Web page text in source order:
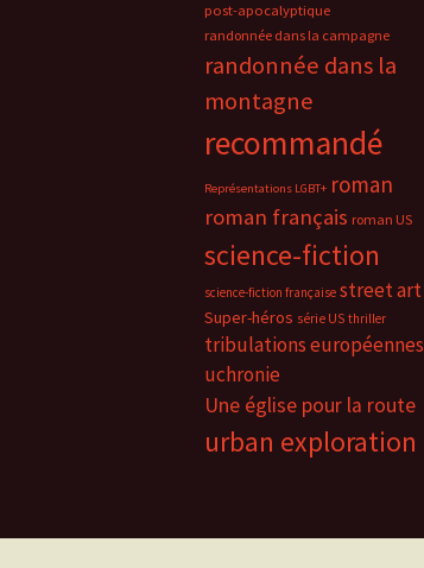
post-apocalyptique
randonnée dans la campagne
randonnée dans la
montagne
recommandé
Représentations LGBT+ roman
roman français roman US
science-fiction
science-fiction française street art
Super-héros série US thriller
tribulations européennes
uchronie
Une église pour la route
urban exploration